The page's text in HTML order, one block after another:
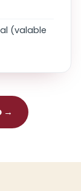
(valable
→